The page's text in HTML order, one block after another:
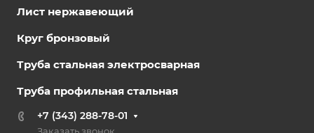
Лист нержавеющий
Круг бронзовый
Труба стальная электросварная
Труба профильная стальная
+7 (343) 288-78-01